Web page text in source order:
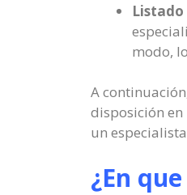
Listado
modo,
A
disposición
un
¿En